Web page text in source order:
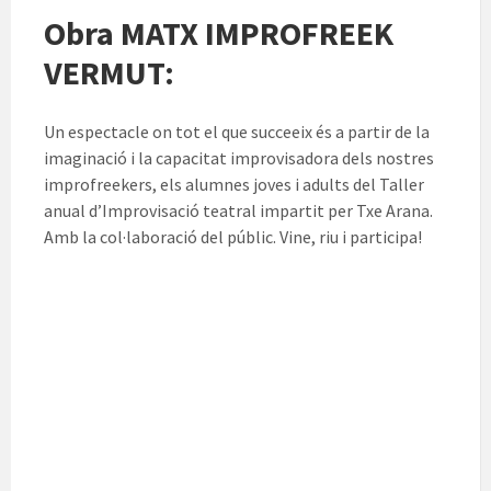
Obra MATX IMPROFREEK
VERMUT:
Un espectacle on tot el que succeeix és a partir de la
imaginació i la capacitat improvisadora dels nostres
improfreekers, els alumnes joves i adults del Taller
anual d’Improvisació teatral impartit per Txe Arana.
Amb la col·laboració del públic. Vine, riu i participa!